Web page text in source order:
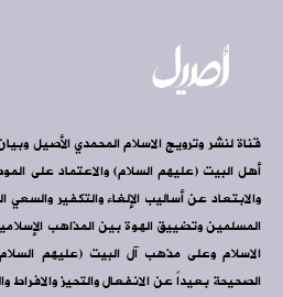
قناة لنشر وترويج الاسلام المحمدي الأصيل
أهل البيت (عليهم السلام) والاعتماد على
والابتعاد عن أساليب الإلغاء والتكفير
المسلمين وتضييق الهوة بين المذاهب
الاسلام وعلى مذهب آل البيت (عليهم
الصحيحة بعيداً عن الانفعال والتحيز والافراط